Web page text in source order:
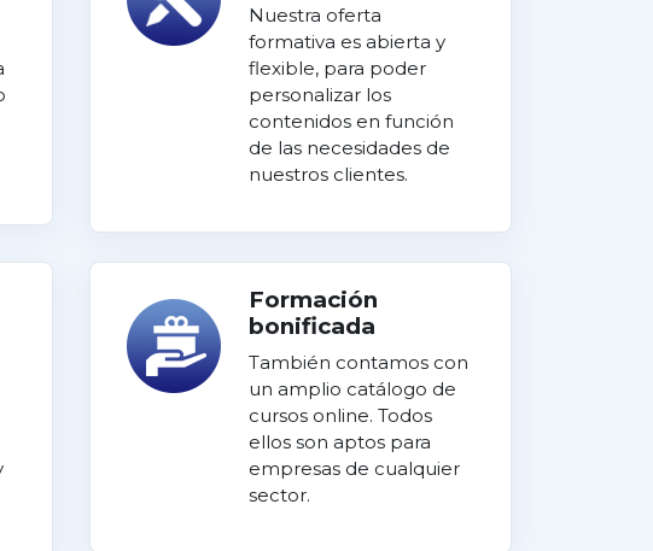
Nuestra oferta
formativa es abierta y
flexible, para poder
personalizar los
contenidos en función
de las necesidades de
nuestros clientes.
Formación
bonificada
También contamos con
un amplio catálogo de
cursos online. Todos
ellos son aptos para
empresas de cualquier
sector.